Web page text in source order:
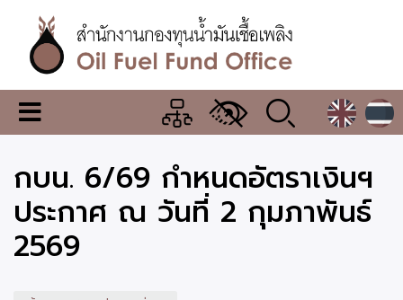
เนื้อหา
หลักสำนักงาน
กองทุน
น้ำมัน
เชื้อ
เพลิง
เมนู
เปลี่ยน
แสดง
ผล
กบน. 6/69 กำหนดอัตราเงินฯ
ประกาศ ณ วันที่ 2 กุมภาพันธ์
2569